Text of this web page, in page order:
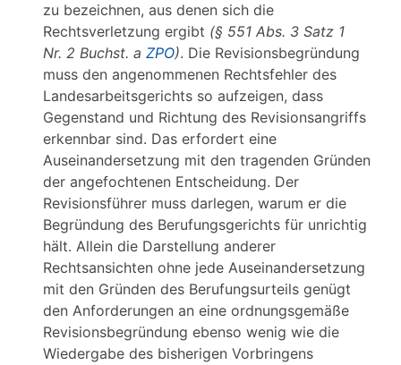
zu bezeichnen, aus denen sich die
Rechtsverletzung ergibt (§ 551 Abs. 3 Satz 1
Nr. 2 Buchst. a ZPO). Die Revisionsbegründung
muss den angenommenen Rechtsfehler des
Landesarbeitsgerichts so aufzeigen, dass
Gegenstand und Richtung des Revisionsangriffs
erkennbar sind. Das erfordert eine
Auseinandersetzung mit den tragenden Gründen
der angefochtenen Entscheidung. Der
Revisionsführer muss darlegen, warum er die
Begründung des Berufungsgerichts für unrichtig
hält. Allein die Darstellung anderer
Rechtsansichten ohne jede Auseinandersetzung
mit den Gründen des Berufungsurteils genügt
den Anforderungen an eine ordnungsgemäße
Revisionsbegründung ebenso wenig wie die
Wiedergabe des bisherigen Vorbringens